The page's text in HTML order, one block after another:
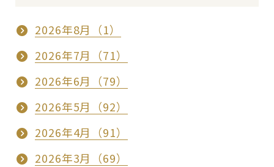
2026年8月（1）
2026年7月（71）
2026年6月（79）
2026年5月（92）
2026年4月（91）
2026年3月（69）